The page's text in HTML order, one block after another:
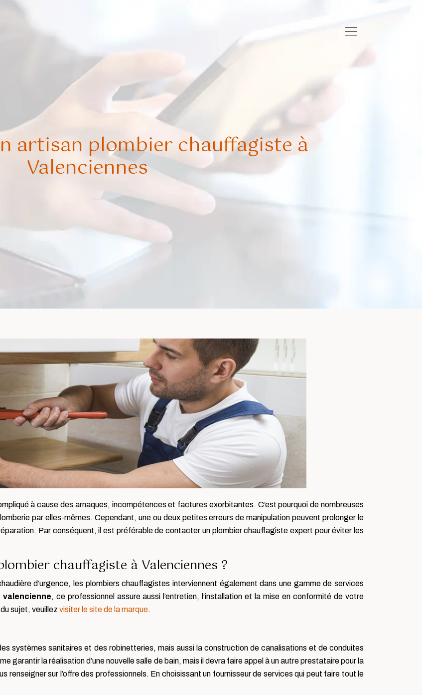
artisan plombier chauffagiste à
Valenciennes
à cause des arnaques, incompétences et factures exorbitantes. C’est pourquoi de nombreuses
par elles-mêmes. Cependant, une ou deux petites erreurs de manipulation peuvent prolonger le
Par conséquent, il est préférable de contacter un plombier chauffagiste expert pour éviter les
chauffagiste à Valenciennes ?
d’urgence, les plombiers chauffagistes interviennent également dans une gamme de services
valencienne, ce professionnel assure aussi l’entretien, l’installation et la mise en conformité de votre
sujet, veuillez visiter le site de la marque.
systèmes sanitaires et des robinetteries, mais aussi la construction de canalisations et de conduites
garantir la réalisation d’une nouvelle salle de bain, mais il devra faire appel à un autre prestataire pour la
renseigner sur l’offre des professionnels. En choisissant un fournisseur de services qui peut faire tout le